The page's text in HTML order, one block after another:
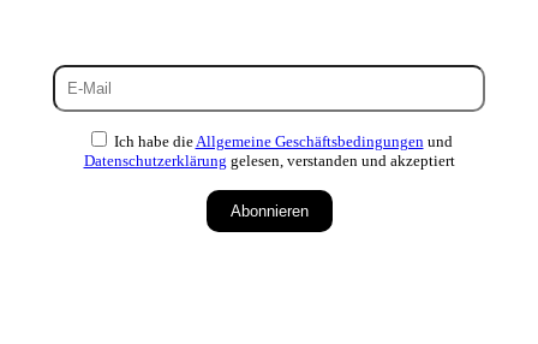
Ich habe dieAllgemeine Geschäftsbedingungenund
Datenschutzerklärung gelesen, verstanden und akzeptiert
Abonnieren